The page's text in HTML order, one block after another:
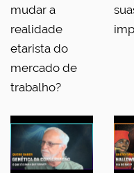
mudar a
realidade
etarista do
mercado de
trabalho?